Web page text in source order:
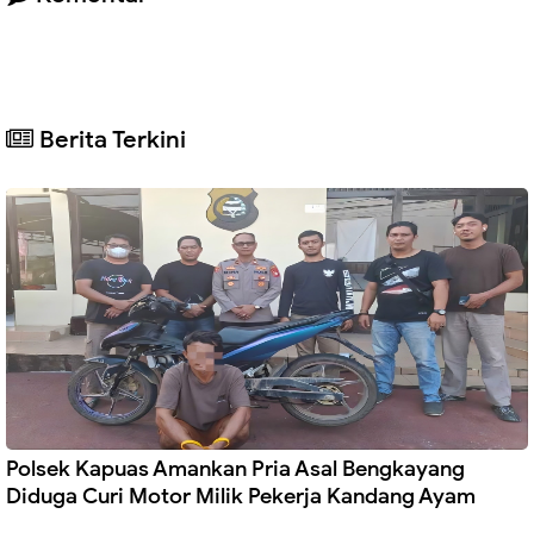
Berita Terkini
Polsek Kapuas Amankan Pria Asal Bengkayang
Diduga Curi Motor Milik Pekerja Kandang Ayam